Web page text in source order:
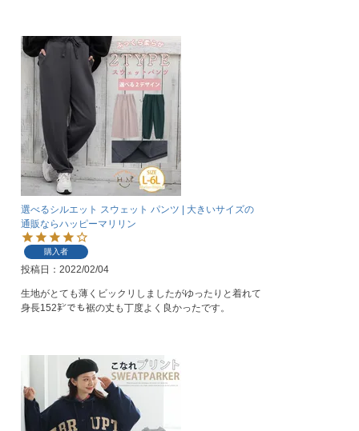
選べるシルエット スウェット パンツ | 大きいサイズの
通販ならハッピーマリリン
購入者
投稿日 2022/02/04
生地がとても薄くビックリしましたがゆったりと着れて
身長152㌢でも裾の丈も丁度よく良かったです。